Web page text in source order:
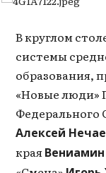
В круглом
системы
образования,
«Новые люди»
Федерального
Алексей
края